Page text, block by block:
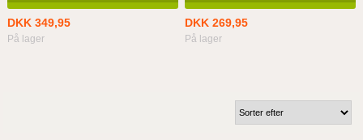
DKK 349,95
På lager
DKK 269,95
På lager